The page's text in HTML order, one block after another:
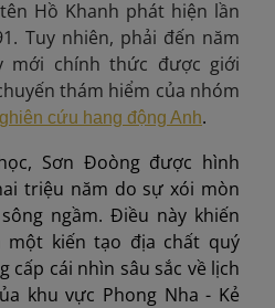
Hồ Khanh phát hiện lần
Tuy nhiên, phải đến năm
mới chính thức được giới
thám hiểm của nhóm
cứu hang động Anh.
Sơn Đoòng được hình
triệu năm do sự xói mòn
ngầm. Điều này khiến
kiến tạo địa chất quý
cấp cái nhìn sâu sắc về lịch
khu vực Phong Nha - Kẻ